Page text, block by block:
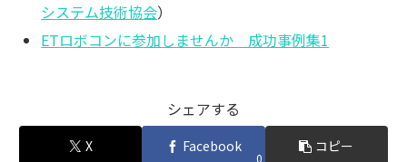
システム技術協会）
ETロボコンに参加しませんか 成功事例集1
シェアする
X Facebook
0
コピー